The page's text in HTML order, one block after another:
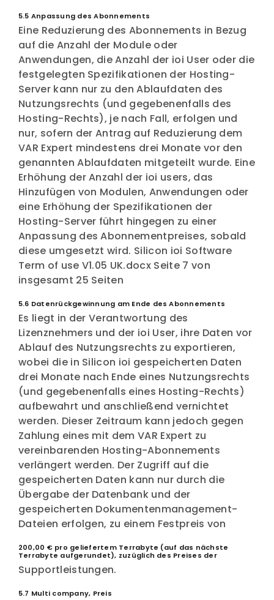
5.5 Anpassung des Abonnements
Eine Reduzierung des Abonnements in Bezug
auf die Anzahl der Module oder
Anwendungen, die Anzahl der ioi User oder die
festgelegten Spezifikationen der Hosting-
Server kann nur zu den Ablaufdaten des
Nutzungsrechts (und gegebenenfalls des
Hosting-Rechts), je nach Fall, erfolgen und
nur, sofern der Antrag auf Reduzierung dem
VAR Expert mindestens drei Monate vor den
genannten Ablaufdaten mitgeteilt wurde. Eine
Erhöhung der Anzahl der ioi users, das
Hinzufügen von Modulen, Anwendungen oder
eine Erhöhung der Spezifikationen der
Hosting-Server führt hingegen zu einer
Anpassung des Abonnementpreises, sobald
diese umgesetzt wird. Silicon ioi Software
Term of use V1.05 UK.docx Seite 7 von
insgesamt 25 Seiten
5.6 Datenrückgewinnung am Ende des Abonnements
Es liegt in der Verantwortung des
Lizenznehmers und der ioi User, ihre Daten vor
Ablauf des Nutzungsrechts zu exportieren,
wobei die in Silicon ioi gespeicherten Daten
drei Monate nach Ende eines Nutzungsrechts
(und gegebenenfalls eines Hosting-Rechts)
aufbewahrt und anschließend vernichtet
werden. Dieser Zeitraum kann jedoch gegen
Zahlung eines mit dem VAR Expert zu
vereinbarenden Hosting-Abonnements
verlängert werden. Der Zugriff auf die
gespeicherten Daten kann nur durch die
Übergabe der Datenbank und der
gespeicherten Dokumentenmanagement-
Dateien erfolgen, zu einem Festpreis von
200,00 € pro geliefertem Terrabyte (auf das nächste
Terrabyte aufgerundet), zuzüglich des Preises der
Supportleistungen.
5.7 Multi company, Preis